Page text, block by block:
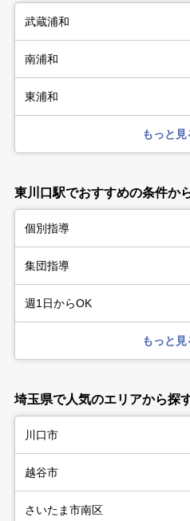
武蔵浦和
南浦和
東浦和
もっと見
東川口駅でおすすめの条件か
個別指導
集団指導
週1日からOK
もっと見
埼玉県で人気のエリアから探
川口市
越谷市
さいたま市南区